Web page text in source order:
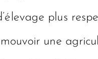
plus
une